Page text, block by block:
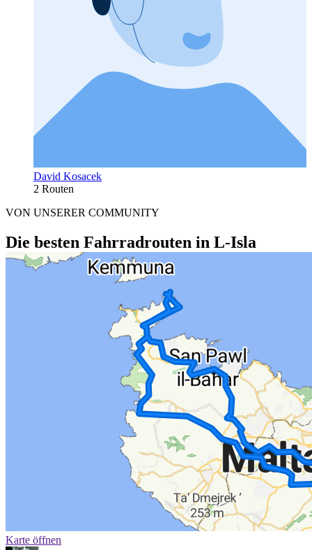
David Kosacek
2 Routen
VON UNSERER COMMUNITY
Die besten Fahrradrouten in L-Isla
Karte öffnen